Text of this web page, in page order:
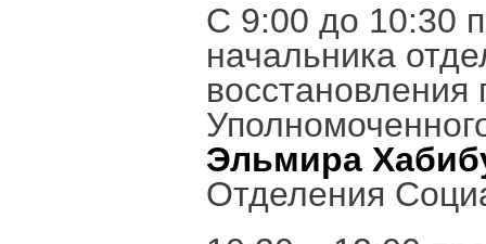
С 9:00 до 10:30
начальника
Эльмира
Отделения